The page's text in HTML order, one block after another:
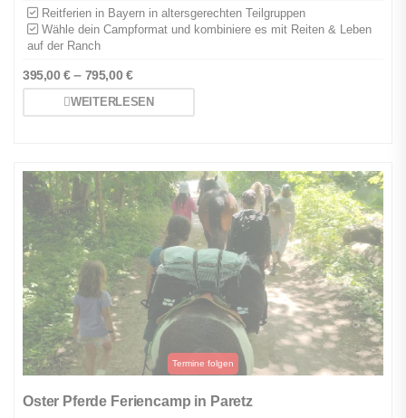
Reitferien in Bayern in altersgerechten Teilgruppen
Wähle dein Campformat und kombiniere es mit Reiten & Leben
auf der Ranch
395,00€– 795,00€
WEITERLESEN
Oster Pferde Feriencamp in Paretz